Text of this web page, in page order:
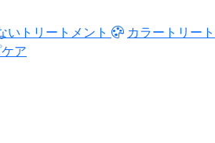
いトリートメント カラートリー
ア